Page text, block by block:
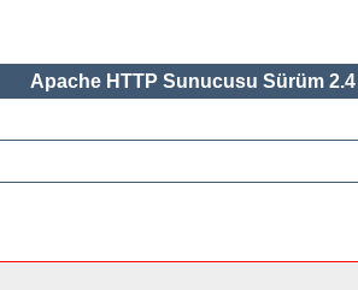
Apache HTTP Sunucusu Sürüm 2.4